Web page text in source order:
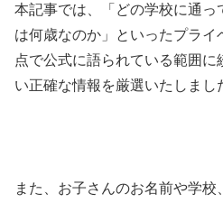
本記事では、「どの学校に通っ
は何歳なのか」といったプラ
点で公式に語られている範囲
い正確な情報を厳選いたしまし
また、お子さんのお名前や学校